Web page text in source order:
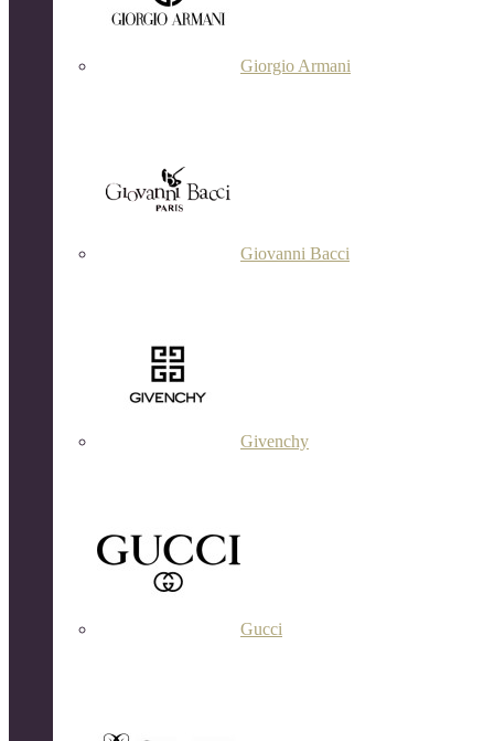
Giorgio Armani
Giovanni Bacci
Givenchy
Gucci